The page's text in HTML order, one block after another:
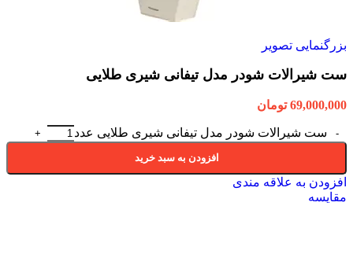
بزرگنمایی تصویر
ست شیرالات شودر مدل تیفانی شیری طلایی
69,000,000 تومان
ست شیرالات شودر مدل تیفانی شیری طلایی عدد
افزودن به سبد خرید
افزودن به علاقه مندی
مقایسه